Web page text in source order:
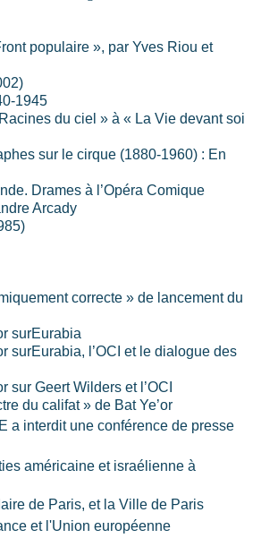
populaire », par Yves Riou et
1945
du ciel » à « La Vie devant soi
sur le cirque (1880-1960) : En
Drames à l’Opéra Comique
Arcady
correcte » de lancement du
surEurabia
surEurabia, l’OCI et le dialogue des
sur Geert Wilders et l’OCI
du califat » de Bat Ye’or
a interdit une conférence de presse
américaine et israélienne à
de Paris, et la Ville de Paris
et l'Union européenne